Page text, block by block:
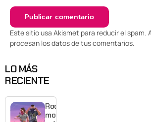
Este sitio usa Akismet para reducir el spam.
procesan los datos de tus comentarios.
LO MÁS
RECIENTE
Rockstar
mostrará